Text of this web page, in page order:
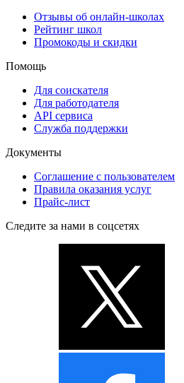
Отзывы об онлайн-школах
Рейтинг школ
Промокоды и скидки
Помощь
Для соискателя
Для работодателя
API сервиса
Служба поддержки
Документы
Соглашение с пользователем
Правила оказания услуг
Прайс-лист
Следите за нами в соцсетях